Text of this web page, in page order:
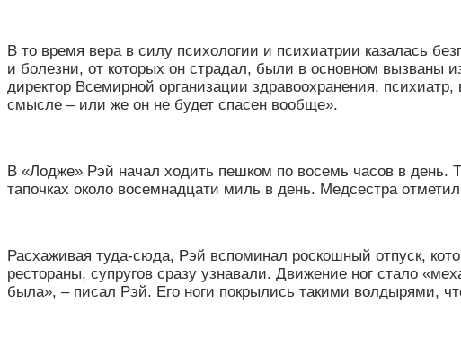
В то время вера в силу психологии и психиатрии казалась
и болезни, от которых он страдал, были в основном вызваны
директор Всемирной организации здравоохранения,
смысле – или же он не будет спасен вообще».
В «Лодже» Рэй начал ходить пешком по восемь часов в
тапочках около восемнадцати миль в день. Медсестра
Расхаживая туда-сюда, Рэй вспоминал роскошный отпуск,
рестораны, супругов сразу узнавали. Движение ног стало «
была», – писал Рэй. Его ноги покрылись такими волдырями,